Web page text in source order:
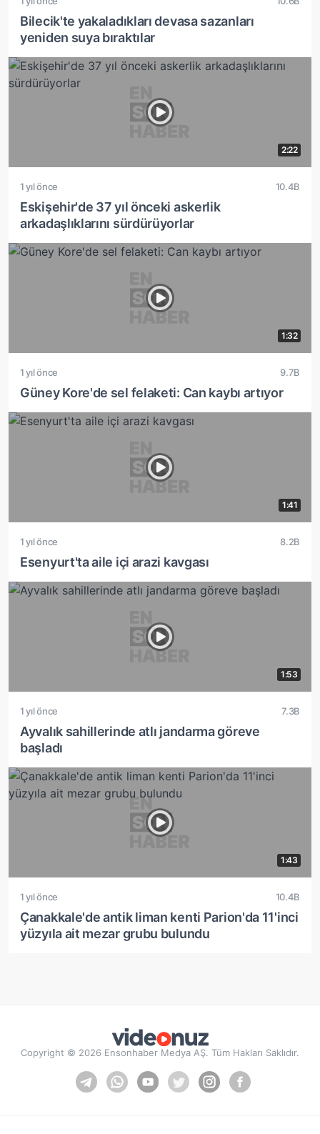
Bilecik'te yakaladıkları devasa sazanları
yeniden suya bıraktılar
2:22
1 yıl önce 10.4B
Eskişehir'de 37 yıl önceki askerlik
arkadaşlıklarını sürdürüyorlar
1:32
1 yıl önce 9.7B
Güney Kore'de sel felaketi: Can kaybı artıyor
1:41
1 yıl önce 8.2B
Esenyurt'ta aile içi arazi kavgası
1:53
1 yıl önce 7.3B
Ayvalık sahillerinde atlı jandarma göreve
başladı
1:43
1 yıl önce 10.4B
Çanakkale'de antik liman kenti Parion'da 11'inci
yüzyıla ait mezar grubu bulundu
Copyright © 2026 Ensonhaber Medya AŞ. Tüm Hakları Saklıdır.